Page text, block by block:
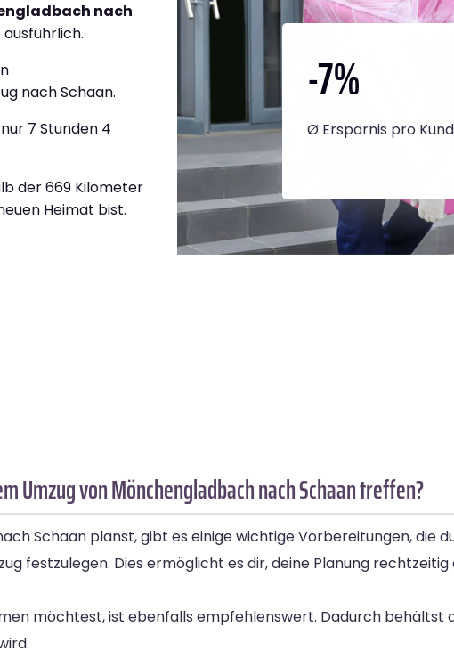
nach
nach Schaan.
7 Stunden 4
der 669 Kilometer
Heimat bist.
-7%
Ø Ersparnis pro
Umzug von Mönchengladbach nach Schaan treffen?
Schaan planst, gibt es einige wichtige Vorbereitungen, die
festzulegen. Dies ermöglicht es dir, deine Planung
möchtest, ist ebenfalls empfehlenswert. Dadurch behältst